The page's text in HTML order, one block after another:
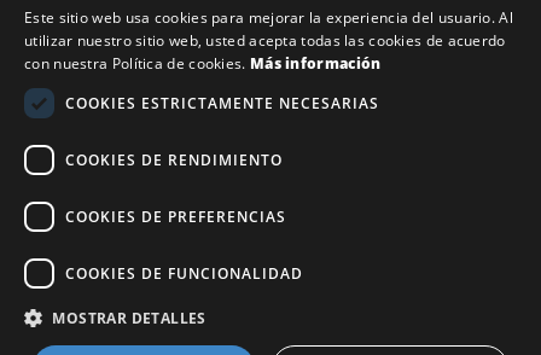
CONTACTO
Tel 0034 93 713 37 30
sermovil@sertronic.es
Acceso intranet para representantes
Este sitio web usa cookies para mejorar la experiencia del usuario. Al
utilizar nuestro sitio web, usted acepta todas las cookies de acuerdo
con nuestra Política de cookies. Más información
COOKIES ESTRICTAMENTE NECESARIAS
COOKIES DE RENDIMIENTO
COOKIES DE PREFERENCIAS
COOKIES DE FUNCIONALIDAD
MOSTRAR DETALLES